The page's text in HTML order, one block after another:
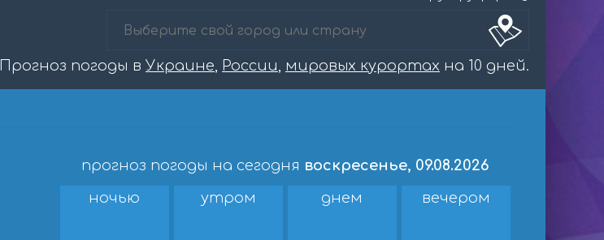
Прогноз погоды в Украине, России, мировых курортах на 10 дней.
прогноз погоды на сегодня воскресенье, 09.08.2026
ночью
утром днем вечером